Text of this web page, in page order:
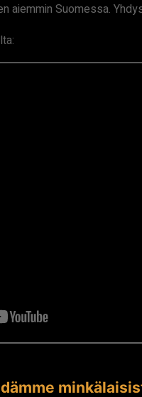
aiemmin Suomessa.